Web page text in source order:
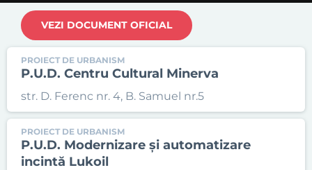
VEZI DOCUMENT OFICIAL
PROIECT DE URBANISM
P.U.D. Centru Cultural Minerva
str. D. Ferenc nr. 4, B. Samuel nr.5
PROIECT DE URBANISM
P.U.D. Modernizare și automatizare
incintă Lukoil